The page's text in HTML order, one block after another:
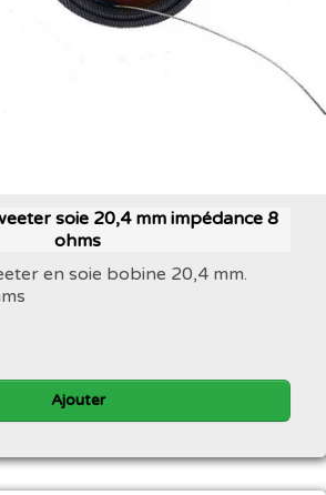
soie 20,4 mm impédance 8
ohms
en soie bobine 20,4 mm.
Ajouter